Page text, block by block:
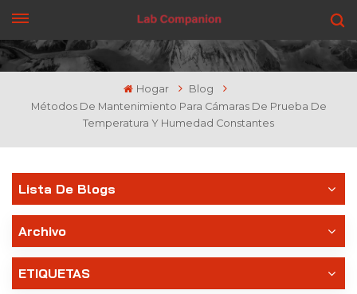
CONSIGUE UNA COTIZACIÓN
Hogar
Blog
Métodos De Mantenimiento Para Cámaras De Prueba De
Temperatura Y Humedad Constantes
Lista De Blogs
Archivo
ETIQUETAS